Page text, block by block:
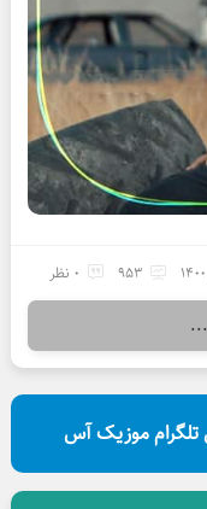
953 0 نظر
تلگرام موزیک آس